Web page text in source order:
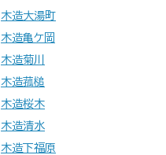
木造大湯町
木造亀ケ岡
木造菊川
木造菰槌
木造桜木
木造清水
木造下福原